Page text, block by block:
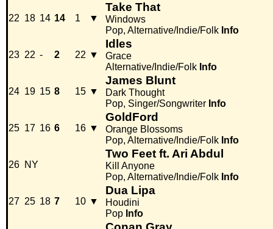
22 18 14 14 1 ▼
Take That
Windows
Pop, Alternative/Indie/Folk Info
23 22 - 2 22 ▼
Idles
Grace
Alternative/Indie/Folk Info
24 19 15 8 15 ▼
James Blunt
Dark Thought
Pop, Singer/Songwriter Info
25 17 16 6 16 ▼
GoldFord
Orange Blossoms
Pop, Alternative/Indie/Folk Info
26 NY
Two Feet ft. Ari Abdul
Kill Anyone
Pop, Alternative/Indie/Folk Info
27 25 18 7 10 ▼
Dua Lipa
Houdini
Pop Info